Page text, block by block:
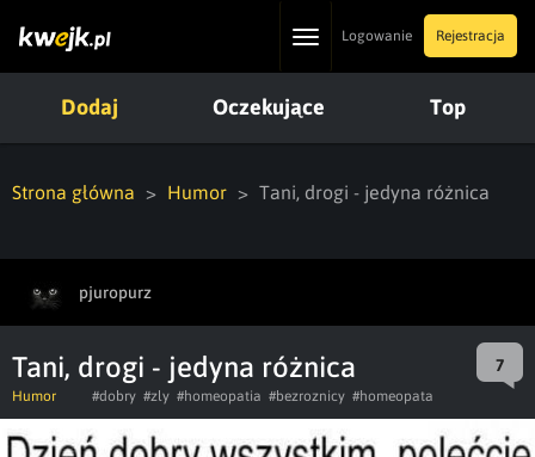
ToggleLogowanie Rejestracja
Dodaj Oczekujące Top
Strona główna Humor Tani, drogi - jedyna różnica
pjuropurz
Tani, drogi - jedyna różnica 7
Humor #dobry #zly #homeopatia #bezroznicy #homeopata